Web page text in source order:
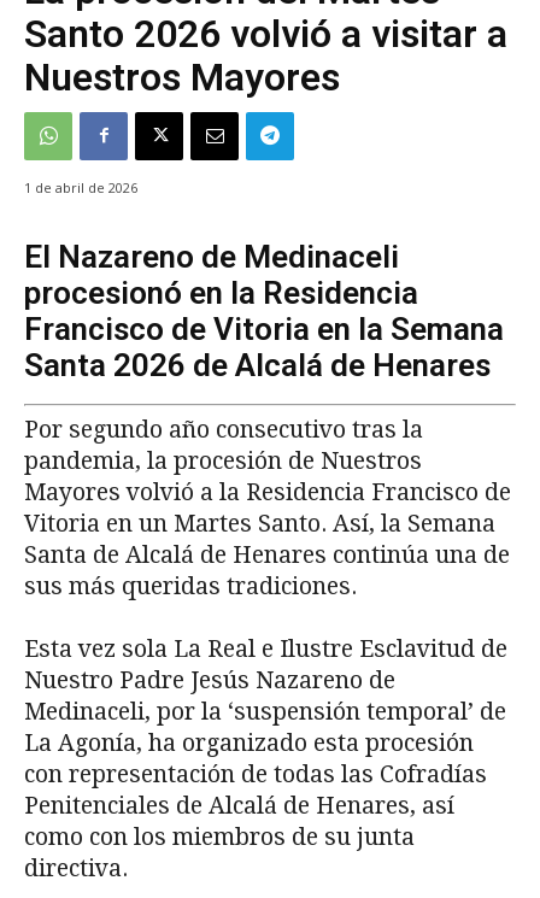
Santo 2026 volvió a visitar a
Nuestros Mayores
1 de abril de 2026
El Nazareno de Medinaceli
procesionó en la Residencia
Francisco de Vitoria en la Semana
Santa 2026 de Alcalá de Henares
Por segundo año consecutivo tras la
pandemia, la procesión de Nuestros
Mayores volvió a la Residencia Francisco de
Vitoria en un Martes Santo. Así, la Semana
Santa de Alcalá de Henares continúa una de
sus más queridas tradiciones.
Esta vez sola La Real e Ilustre Esclavitud de
Nuestro Padre Jesús Nazareno de
Medinaceli, por la ‘suspensión temporal’ de
La Agonía, ha organizado esta procesión
con representación de todas las Cofradías
Penitenciales de Alcalá de Henares, así
como con los miembros de su junta
directiva.